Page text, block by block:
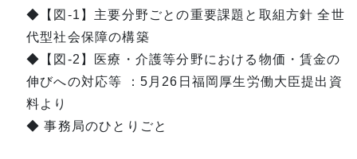
◆【図-1】主要分野ごとの重要課題と取組方針 全世
代型社会保障の構築
◆【図-2】医療・介護等分野における物価・賃金の
伸びへの対応等 ：5月26日福岡厚生労働大臣提出資
料より
◆ 事務局のひとりごと